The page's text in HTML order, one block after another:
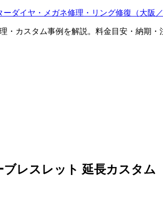
ダイヤ・メガネ修理・リング修復（大阪／
・カスタム事例を解説。料金目安・納期
レスレット 延長カスタム